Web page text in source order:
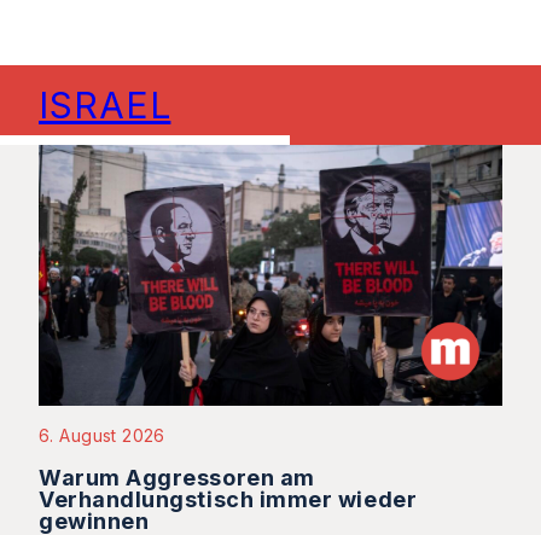
ISRAEL
6. August 2026
Warum Aggressoren am
Verhandlungstisch immer wieder
gewinnen